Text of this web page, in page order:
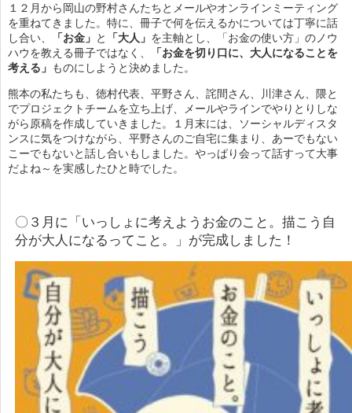
１２月から岡山の野村さんたちとメールやオンラインミーティング
を重ねてきました。特に、冊子で何を伝えるかについては丁寧に話
し合い、
「お金」 と 「大人」 を主軸とし、「お金の使い方」のノウ
ハウを教える冊子ではなく、
「お金を切り口に、大人になることを
考える」 ものにしようと決めました。
熊本の私たちも、徳村代表、平野さん、詫間さん、川津さん、隈と
でプロジェクトチームを立ち上げ、メールやラインでやりとりしな
がら原稿を作成していきました。１月末には、ソーシャルディスタ
ンスに気をつけながら、平野さんのご自宅に集まり、あーでもない
こーでもないと話し合いもしました。やっぱり会って話すって大事
だよね～を実感したひと時でした。
〇３月に「いっしょに考えようお金のこと。描こう自
分が大人になるってこと。」が完成しました！